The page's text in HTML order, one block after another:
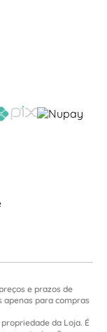
e prazos de
para compras
da Loja. É